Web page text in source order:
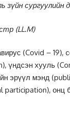
зүйн сургуулийн
(LL.M)
(Covid – 19),
үндсэн хууль
эрүүл мэнд
participation), онц